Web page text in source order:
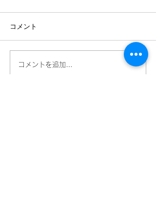
コメント
コメントを追加…